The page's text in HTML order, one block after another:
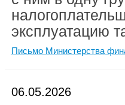
эксплуатацию
Письмо Министерства
06.05.2026